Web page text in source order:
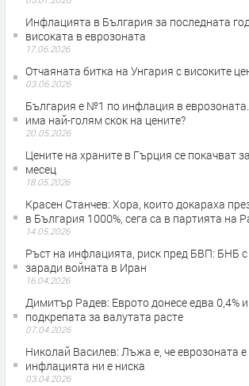
Инфлацията в България за последната
високата в еврозоната
17.06.2026
Отчаяната битка на Унгария с високите
03.06.2026
България е №1 по инфлация в
има най-голям скок на цените?
20.05.2026
Цените на храните в Гърция се покачват
месец
18.05.2026
Красен Станчев: Хора, които докараха
в България 1000%, сега са в партията на
14.05.2026
Ръст на инфлацията, риск пред БВП: БНБ
заради войната в Иран
16.04.2026
Димитър Радев: Еврото донесе едва 0,4%
подкрепата за валутата расте
07.04.2026
Николай Василев: Лъжа е, че еврозоната е
инфлацията ни е ниска
03.04.2026